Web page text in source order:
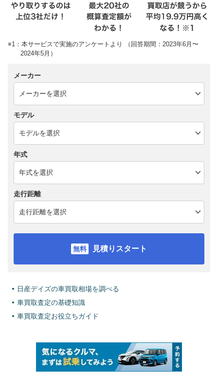
※1：本サービスで実施のアンケートより （回答期間：2023年6月〜
2024年5月）
メーカー
モデル
年式
走行距離
見積りスタート
日産デイズの車買取相場を調べる
車買取査定の基礎知識
車買取査定お役立ちガイド